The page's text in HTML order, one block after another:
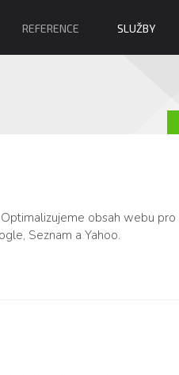
REFERENCE SLUŽBY
obsah webu
Seznam a Yahoo.